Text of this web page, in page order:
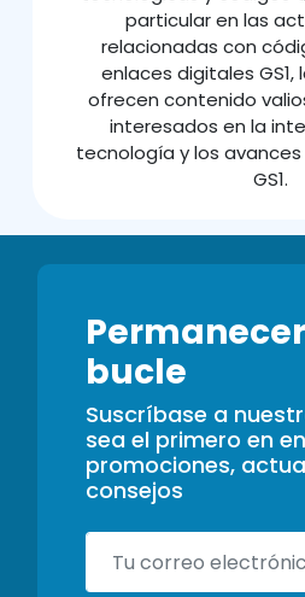
particular en las
relacionadas con
enlaces digitales GS1,
ofrecen contenido
interesados en la
tecnología y los
GS1.
bucle
Suscríbase a
sea el primero en
promociones,
consejos